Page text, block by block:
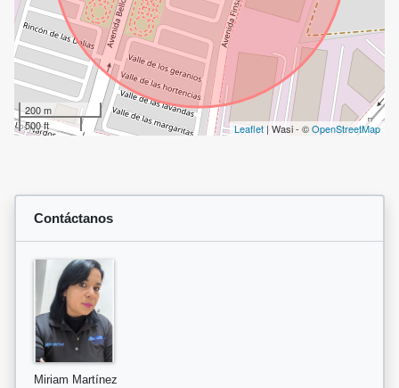
200 m
500 ft
Leaflet | Wasi - ©OpenStreetMap
Contáctanos
Miriam Martínez